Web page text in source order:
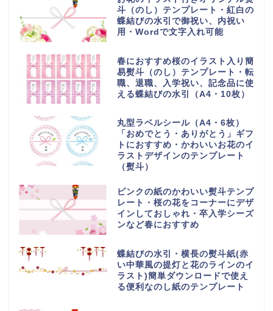
斗（のし）テンプレート・紅白の
蝶結びの水引で御祝い、内祝い
用・Wordで文字入れ可能
春におすすめ桜のイラスト入り簡
易熨斗（のし）テンプレート・転
職、退職、入学祝い、記念品に使
える蝶結びの水引（A4・10枚）
丸型ラベルシール（A4・6枚）
「おめでとう・ありがとう」ギフ
トにおすすめ・かわいいお花のイ
ラストデザインのテンプレート
（熨斗）
ピンクの紙のかわいい熨斗テンプ
レート・桜の花をコーナーにデザ
インしておしゃれ・卒入学シーズ
ンなど春におすすめ
蝶結びの水引・横長の熨斗紙(赤
い中華風の提灯と花のラインのイ
ラスト)簡単ダウンロードで使え
る便利なのし紙のテンプレート